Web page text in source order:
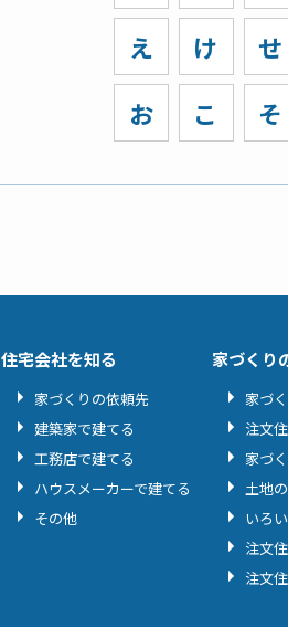
え
お
け
こ
せ
そ
住宅会社を知る
家づくりの依頼先
建築家で建てる
工務店で建てる
ハウスメーカーで建てる
その他
家づくり
家づ
注文
家づ
土地
いろ
注文
注文